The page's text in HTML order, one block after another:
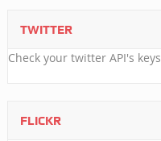
TWITTER
Check your twitter API's keys
FLICKR